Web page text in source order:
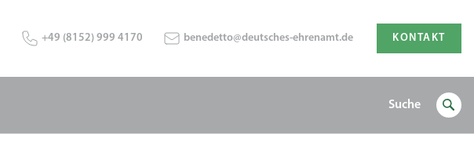
+49 (8152) 999 4170 benedetto@deutsches-ehrenamt.de KONTAKT
Suche